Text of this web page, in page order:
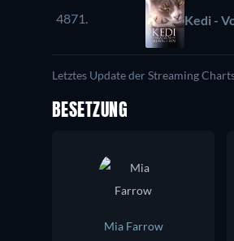
4871. Kedi -
Letztes Update der Streaming
BESETZUNG
Mia Farrow